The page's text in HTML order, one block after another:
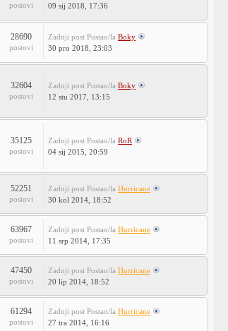
postovi
09 sij 2018, 17:36
28690
postovi
Zadnji post Postao/la Boky
30 pro 2018, 23:03
32604
postovi
Zadnji post Postao/la Boky
12 stu 2017, 13:15
35125
postovi
Zadnji post Postao/la RoR
04 sij 2015, 20:59
52251
postovi
Zadnji post Postao/la Hurricane
30 kol 2014, 18:52
63967
postovi
Zadnji post Postao/la Hurricane
11 srp 2014, 17:35
47450
postovi
Zadnji post Postao/la Hurricane
20 lip 2014, 18:52
61294
postovi
Zadnji post Postao/la Hurricane
27 tra 2014, 16:16